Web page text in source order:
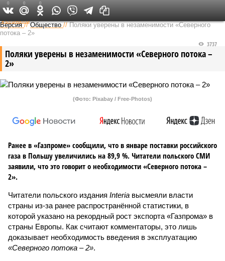
Федеральный выпуск
Версия //Общество //Поляки уверены в незаменимости «Северного
потока – 2»
Поляки уверены в незаменимости «Северного потока –
2»
3737
(Фото: Pixabay / Free-Photos)
Ранее в «Газпроме» сообщили, что в январе поставки российского
газа в Польшу увеличились на 89,9 %. Читатели польского СМИ
заявили, что это говорит о необходимости «Северного потока –
2».
Читатели польского издания Interia высмеяли власти
страны из-за ранее распространённой статистики, в
которой указано на рекордный рост экспорта «Газпрома» в
страны Европы. Как считают комментаторы, это лишь
доказывает необходимость введения в эксплуатацию
«Северного потока – 2».
0 0 0